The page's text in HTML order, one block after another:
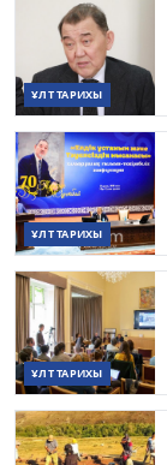
ҰЛТ ТАРИХЫ
ҰЛТ ТАРИХЫ
ҰЛТ ТАРИХЫ